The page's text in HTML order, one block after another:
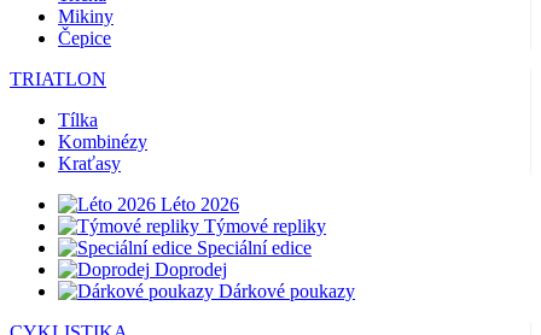
Mikiny
Čepice
TRIATLON
Tílka
Kombinézy
Kraťasy
Léto 2026
Týmové repliky
Speciální edice
Doprodej
Dárkové poukazy